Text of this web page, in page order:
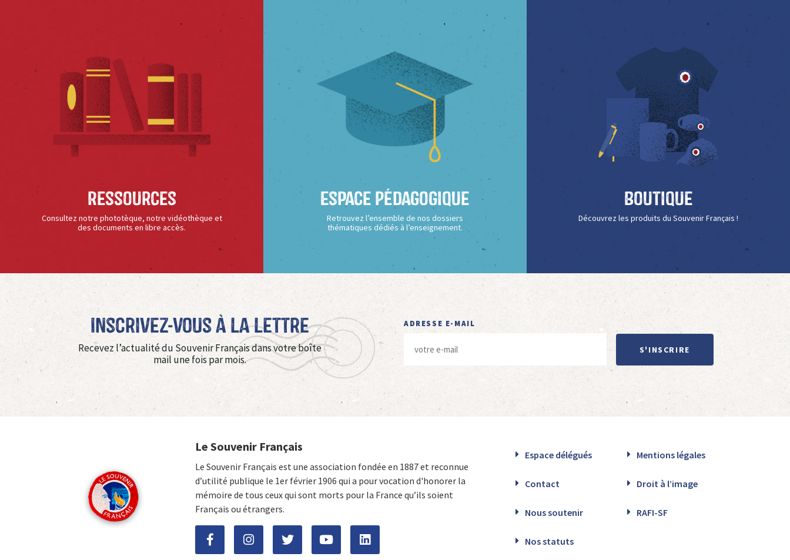
Ressources
Consultez notre phototèque, notre vidéothèque et
des documents en libre accès.
Espace Pédagogique
Retrouvez l’ensemble de nos dossiers
thématiques dédiés à l’enseignement.
Boutique
Découvrez les produits du Souvenir Français !
Inscrivez-vous à La Lettre
Recevez l’actualité du Souvenir Français dans votre boîte
mail une fois par mois.
ADRESSE E-MAIL
S'INSCRIRE
Le Souvenir Français
Le Souvenir Français est une association fondée en 1887 et reconnue
d’utilité publique le 1er février 1906 qui a pour vocation d'honorer la
mémoire de tous ceux qui sont morts pour la France qu’ils soient
Français ou étrangers.
Espace délégués Mentions légales
Contact Droit à l’image
Nous soutenir RAFI-SF
Nos statuts